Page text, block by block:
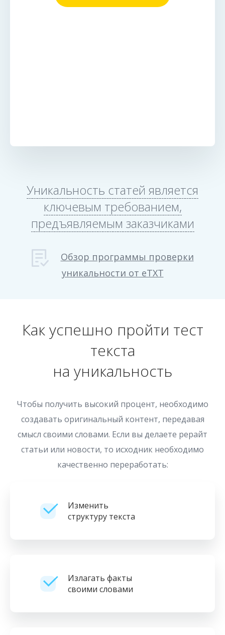
Уникальность статей является
ключевым требованием,
предъявляемым заказчиками
Обзор программы проверки
уникальности от eTXT
Как успешно пройти тест
текста
на уникальность
Чтобы получить высокий процент, необходимо
создавать оригинальный контент, передавая
смысл своими словами. Если вы делаете рерайт
статьи или новости, то исходник необходимо
качественно переработать:
Изменить
структуру текста
Излагать факты
своими словами